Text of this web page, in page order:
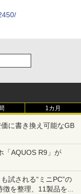
1カ月
に書き換え可能なGB
「AQUOS R9」が
試される“ミニPC”の
を整理、11製品をピ